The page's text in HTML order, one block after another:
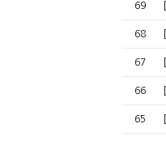
69
68
67
66
65